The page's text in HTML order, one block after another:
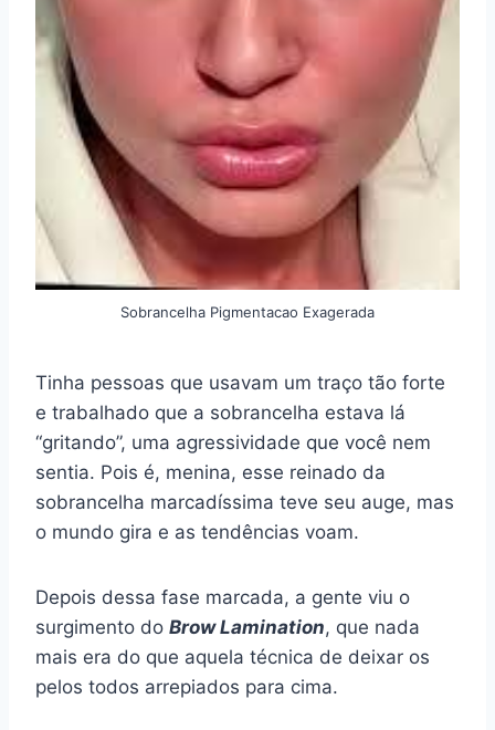
Sobrancelha Pigmentacao Exagerada
Tinha pessoas que usavam um traço tão forte
e trabalhado que a sobrancelha estava lá
“gritando”, uma agressividade que você nem
sentia. Pois é, menina, esse reinado da
sobrancelha marcadíssima teve seu auge, mas
o mundo gira e as tendências voam.
Depois dessa fase marcada, a gente viu o
surgimento do Brow Lamination, que nada
mais era do que aquela técnica de deixar os
pelos todos arrepiados para cima.